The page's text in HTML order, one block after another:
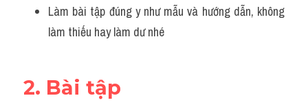
Làm bài tập đúng y như mẫu và hướng dẫn, không
làm thiếu hay làm dư nhé
2. Bài tập